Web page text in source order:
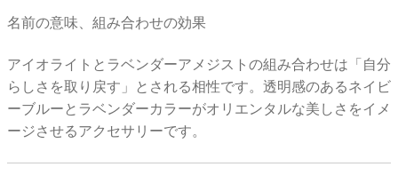
名前の意味、組み合わせの効果
アイオライトとラベンダーアメジストの組み合わせは「自分
らしさを取り戻す」とされる相性です。透明感のあるネイビ
ーブルーとラベンダーカラーがオリエンタルな美しさをイメ
ージさせるアクセサリーです。